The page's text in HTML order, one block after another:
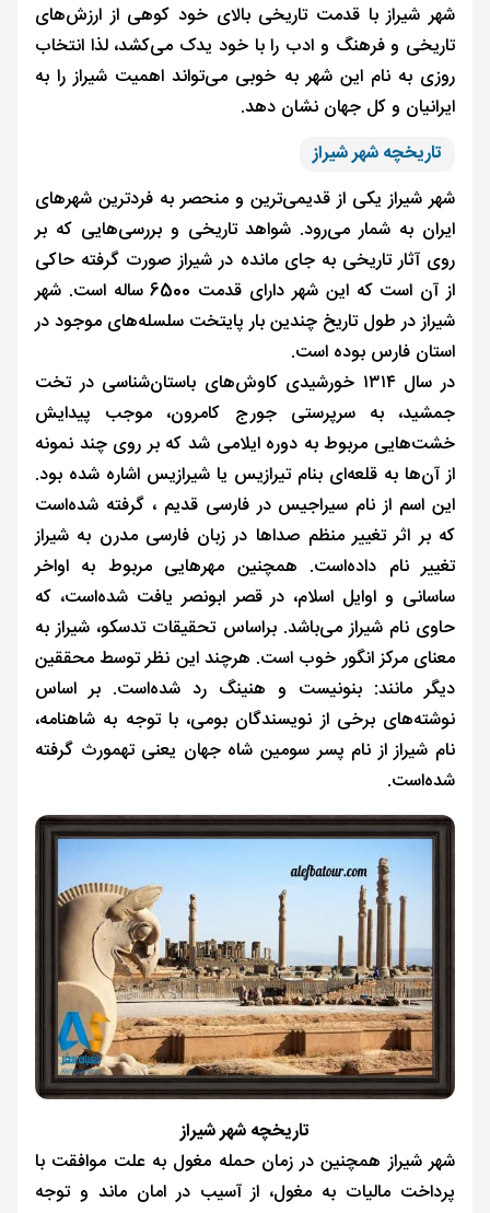
شهر شیراز با قدمت تاریخی بالای خود کوهی از ارزش‌های
تاریخی و فرهنگ و ادب را با خود یدک می‌کشد، لذا انتخاب
روزی به نام این شهر به خوبی می‌تواند اهمیت شیراز را به
ایرانیان و کل جهان نشان دهد.
تاریخچه شهر شیراز
شهر شیراز یکی از قدیمی‌ترین و منحصر به فردترین شهرهای
ایران به شمار می‌رود. شواهد تاریخی و بررسی‌هایی که بر
روی آثار تاریخی به جای مانده در شیراز صورت گرفته حاکی
از آن است که این شهر دارای قدمت 6500 ساله است. شهر
شیراز در طول تاریخ چندین بار پایتخت سلسله‌های موجود در
استان فارس بوده است.
در سال ۱۳۱۴ خورشیدی کاوش‌های باستان‌شناسی در تخت
جمشید، به سرپرستی جورج کامرون، موجب پیدایش
خشت‌هایی مربوط به دوره ایلامی شد که بر روی چند نمونه
از آن‌ها به قلعه‌ای بنام تیرازیس یا شیرازیس اشاره شده بود.
این اسم از نام سیراجیس در فارسی قدیم ، گرفته شده‌است
که بر اثر تغییر منظم صداها در زبان فارسی مدرن به شیراز
تغییر نام داده‌است. همچنین مهرهایی مربوط به اواخر
ساسانی و اوایل اسلام، در قصر ابونصر یافت شده‌است، که
حاوی نام شیراز می‌باشد. براساس تحقیقات تدسکو، شیراز به
معنای مرکز انگور خوب است. هرچند این نظر توسط محققین
دیگر مانند: بنونیست و هنینگ رد شده‌است. بر اساس
نوشته‌های برخی از نویسندگان بومی، با توجه به شاهنامه،
نام شیراز از نام پسر سومین شاه جهان یعنی تهمورث گرفته
شده‌است.
تاریخچه شهر شیراز
شهر شیراز همچنین در زمان حمله مغول به علت موافقت با
پرداخت مالیات به مغول، از آسیب در امان ماند و توجه